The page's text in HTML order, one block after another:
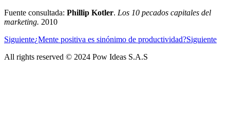
Fuente consultada: Phillip Kotler. Los 10 pecados capitales del
marketing. 2010
Siguiente¿Mente positiva es sinónimo de productividad?Siguiente
All rights reserved © 2024 Pow Ideas S.A.S